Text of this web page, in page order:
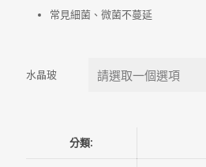
常見細菌、微菌不蔓延
水晶玻
分類: